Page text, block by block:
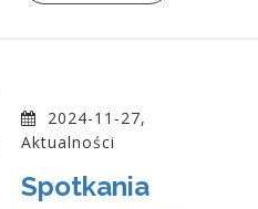
2024-11-27,
Aktualności
Spotkania